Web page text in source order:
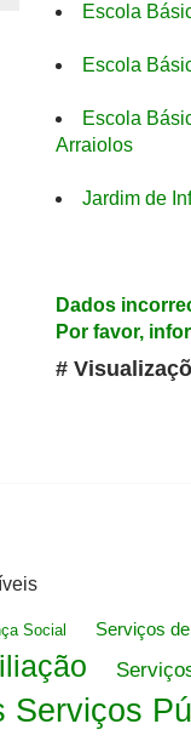
Escola
Escola
Escola
Arraiolos
Jardim de
Dados
Por favor,
#
Social Serviços
Serviços